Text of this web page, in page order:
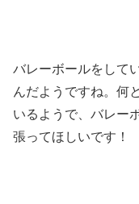
バレーボールをして
んだようですね。何
いるようで、バレー
張ってほしいです！